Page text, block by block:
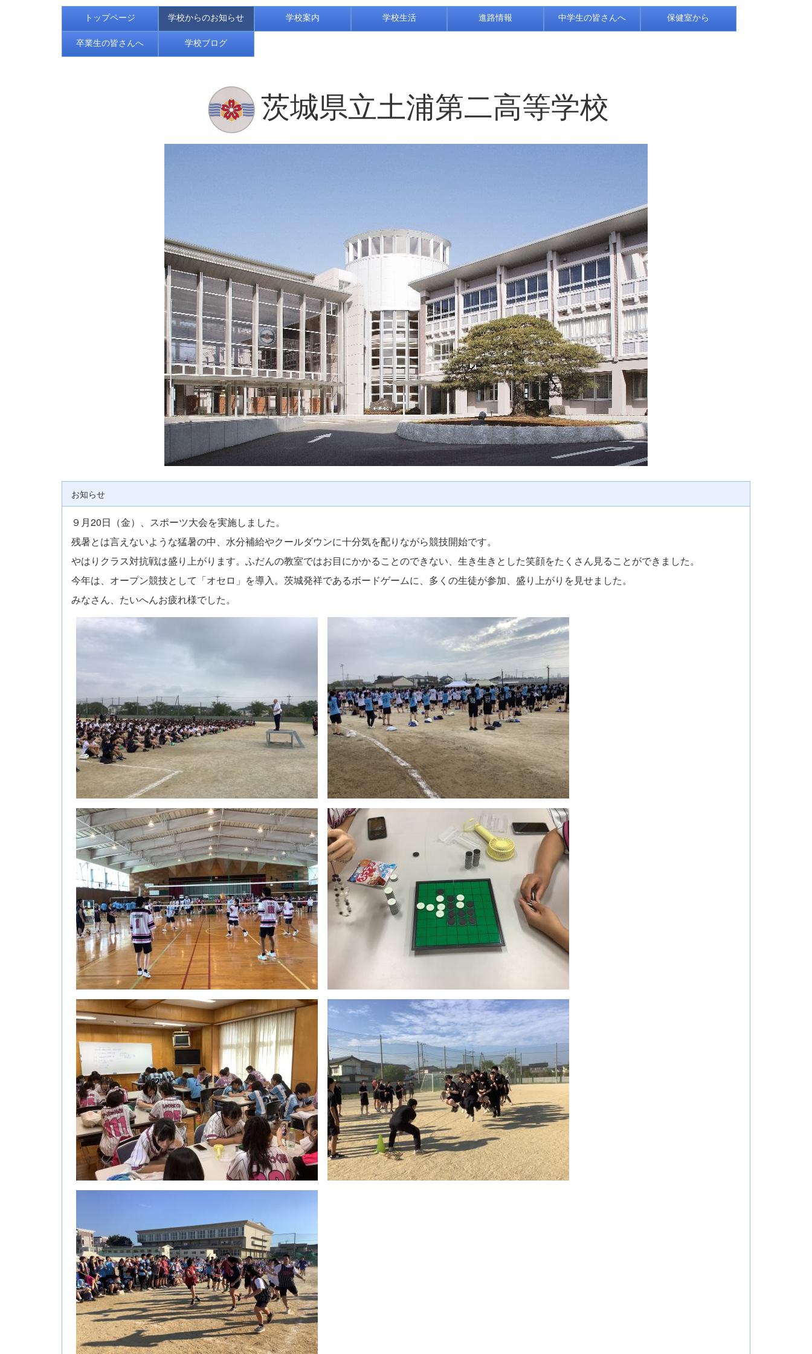
トップページ 学校からのお知らせ 学校案内 学校生活 進路情報 中学生の皆さんへ 保健室から
卒業生の皆さんへ 学校ブログ
茨城県立土浦第二高等学校
お知らせ
９月20日（金）、スポーツ大会を実施しました。
残暑とは言えないような猛暑の中、水分補給やクールダウンに十分気を配りながら競技開始です。
やはりクラス対抗戦は盛り上がります。ふだんの教室ではお目にかかることのできない、生き生きとした笑顔をたくさん見ることができました。
今年は、オープン競技として「オセロ」を導入。茨城発祥であるボードゲームに、多くの生徒が参加、盛り上がりを見せました。
みなさん、たいへんお疲れ様でした。